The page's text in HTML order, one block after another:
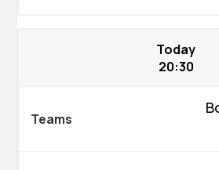
Today
20:30